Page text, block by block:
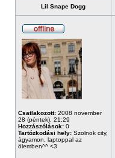
Lil Snape Dogg
Csatlakozott: 2008 november
28 (péntek), 21:29
Hozzászólások: 0
Tartózkodási hely: Szolnok city,
ágyamon, laptoppal az
ölemben^^ <3